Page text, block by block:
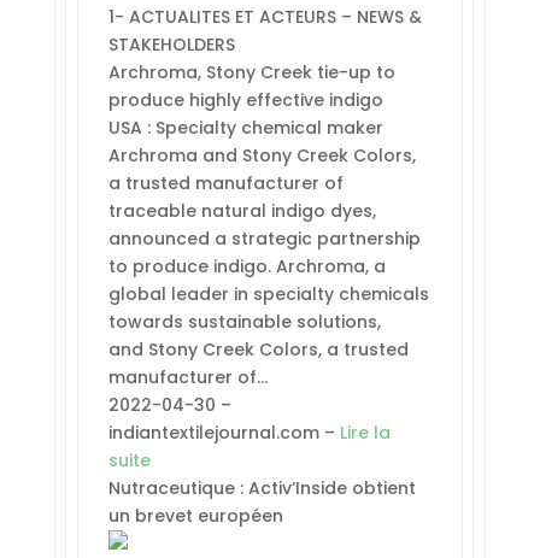
1- ACTUALITES ET ACTEURS – NEWS &
STAKEHOLDERS
Archroma, Stony Creek tie-up to
produce highly effective indigo
USA : Specialty chemical maker
Archroma and Stony Creek Colors,
a trusted manufacturer of
traceable natural indigo dyes,
announced a strategic partnership
to produce indigo. Archroma, a
global leader in specialty chemicals
towards sustainable solutions,
and Stony Creek Colors, a trusted
manufacturer of…
2022-04-30 –
indiantextilejournal.com – Lire la
suite
Nutraceutique : Activ’Inside obtient
un brevet européen